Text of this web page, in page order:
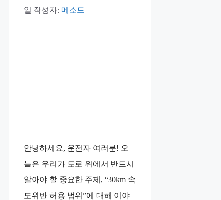
일 작성자: 메소드
안녕하세요, 운전자 여러분! 오
늘은 우리가 도로 위에서 반드시
알아야 할 중요한 주제, “30km 속
도위반 허용 범위”에 대해 이야